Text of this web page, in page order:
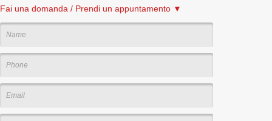
Fai una domanda / Prendi un appuntamento ▼